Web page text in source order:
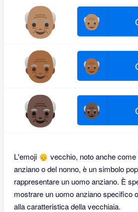
👴🏽 👴🏽
👴🏾 👴🏾
👴🏿 👴🏿
L'emoji 👴 vecchio, noto anche
anziano o del nonno, è un simbolo
rappresentare un uomo anziano. È
mostrare un uomo anziano specifico
alla caratteristica della vecchiaia.